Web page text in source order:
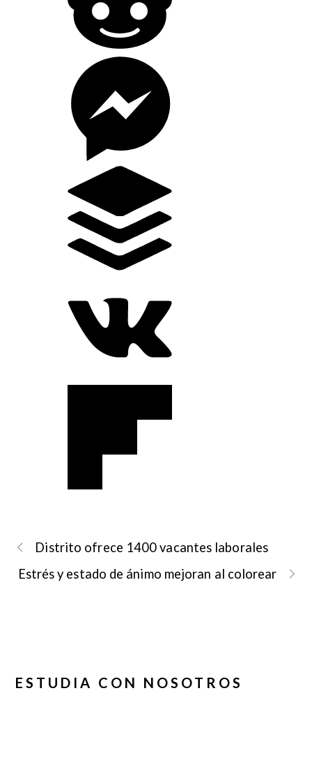
Distrito ofrece 1400 vacantes laborales
Estrés y estado de ánimo mejoran al colorear
ESTUDIA CON NOSOTROS